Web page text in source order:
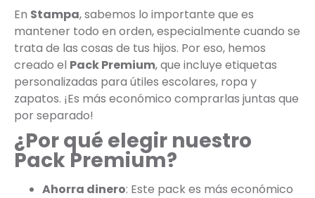
En Stampa, sabemos lo importante que es
mantener todo en orden, especialmente cuando se
trata de las cosas de tus hijos. Por eso, hemos
creado el Pack Premium, que incluye etiquetas
personalizadas para útiles escolares, ropa y
zapatos. ¡Es más económico comprarlas juntas que
por separado!
¿Por qué elegir nuestro
Pack Premium?
Ahorra dinero: Este pack es más económico